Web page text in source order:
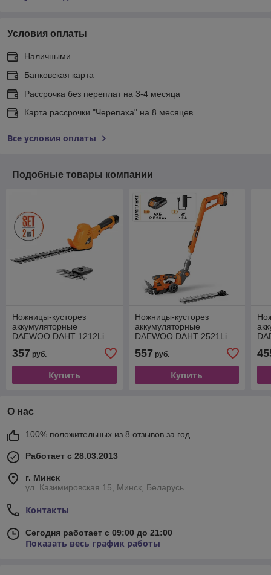
Условия оплаты
Наличными
Банковская карта
Рассрочка без переплат на 3-4 месяца
Карта рассрочки "Черепаха" на 8 месяцев
Все условия оплаты
Подобные товары компании
Ножницы-кусторез
аккумуляторные
DAEWOO DAHT 1212Li
357 руб.
Купить
Ножницы-кусторез
аккумуляторные
DAEWOO DAHT 2521Li
557 руб.
Купить
О нас
100% положительных из 8 отзывов за год
Работает с 28.03.2013
г. Минск
ул. Казимировская 15, Минск, Беларусь
Контакты
Сегодня работает с 09:00 до 21:00
Показать весь график работы